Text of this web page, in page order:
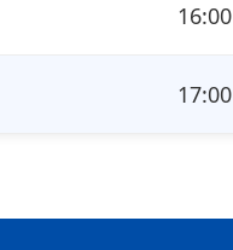
16:00
17:00